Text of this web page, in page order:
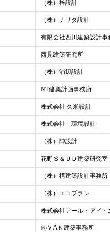
（株）梓設計
（株）ナリタ設計
有限会社西川建築設計
西見建築研究所
（株）浦辺設計
NT建築計画事務所
株式会社 久米設計
株式会社 環境設計
（株）陣設計
花野Ｓ＆ＵＤ建築研究室
（株）構建築設計事務所
（株）エコプラン
株式会社アール・アイ
㈱ＶΛＮ建築事務所